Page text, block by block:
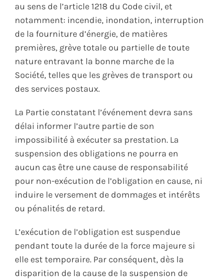
au sens de l’article 1218 du Code civil, et
notamment: incendie, inondation, interruption
de la fourniture d’énergie, de matières
premières, grève totale ou partielle de toute
nature entravant la bonne marche de la
Société, telles que les grèves de transport ou
des services postaux.
La Partie constatant l’événement devra sans
délai informer l’autre partie de son
impossibilité à exécuter sa prestation. La
suspension des obligations ne pourra en
aucun cas être une cause de responsabilité
pour non-exécution de l’obligation en cause, ni
induire le versement de dommages et intérêts
ou pénalités de retard.
L’exécution de l’obligation est suspendue
pendant toute la durée de la force majeure si
elle est temporaire. Par conséquent, dès la
disparition de la cause de la suspension de